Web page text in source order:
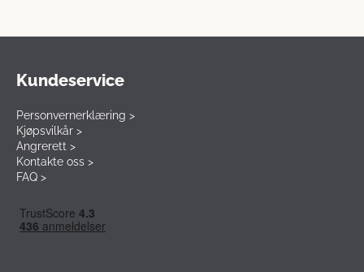
Kundeservice
Personvernerklæring >
Kjøpsvilkår >
Angrerett >
Kontakte oss >
FAQ >